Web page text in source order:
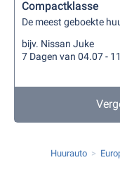
Compactklasse
De meest geboekte
bijv. Nissan Juke
7 Dagen van 04.07 -
Huurauto